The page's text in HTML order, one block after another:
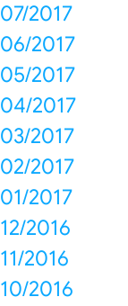
07/2017
06/2017
05/2017
04/2017
03/2017
02/2017
01/2017
12/2016
11/2016
10/2016